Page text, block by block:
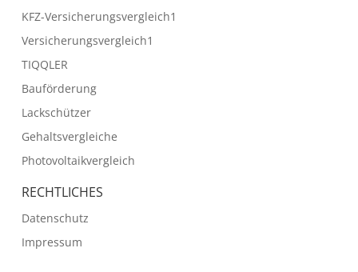
KFZ-Versicherungsvergleich1
Versicherungsvergleich1
TIQQLER
Bauförderung
Lackschützer
Gehaltsvergleiche
Photovoltaikvergleich
RECHTLICHES
Datenschutz
Impressum